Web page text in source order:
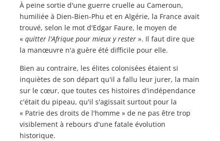
À peine sortie d'une guerre cruelle au Cameroun,
humiliée à Dien-Bien-Phu et en Algérie, la France avait
trouvé, selon le mot d'Edgar Faure, le moyen de
« quitter l'Afrique pour mieux y rester ». Il faut dire que
la manœuvre n'a guère été difficile pour elle.
Bien au contraire, les élites colonisées étaient si
inquiètes de son départ qu'il a fallu leur jurer, la main
sur le cœur, que toutes ces histoires d'indépendance
c'était du pipeau, qu'il s'agissait surtout pour la
« Patrie des droits de l'homme » de ne pas être trop
visiblement à rebours d'une fatale évolution
historique.